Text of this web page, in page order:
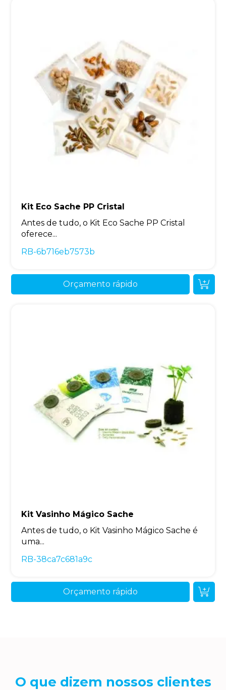
Kit Eco Sache PP Cristal
Antes de tudo, o Kit Eco Sache PP Cristal
oferece...
RB-6b716eb7573b
Orçamento rápido
Kit Vasinho Mágico Sache
Antes de tudo, o Kit Vasinho Mágico Sache é
uma...
RB-38ca7c681a9c
Orçamento rápido
O que dizem nossos clientes